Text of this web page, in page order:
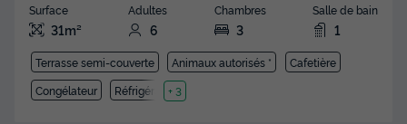
Surface
31m²
Adultes
6
Chambres
3
Salle de bain
1
Terrasse semi-couverte Animaux autorisés *
Cafetière
Congélateur
Réfrigérateur
+ 3